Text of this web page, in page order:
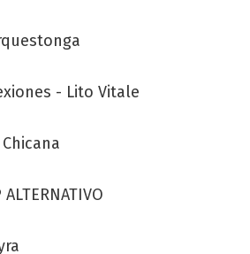
- Lito Vitale
ALTERNATIVO